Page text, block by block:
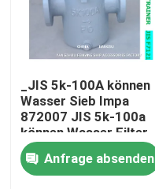
_JIS 5k-100A können
Wasser Sieb Impa
872007 JIS 5k-100a
können Wasser Filter
Körper - cast
Roheisen Filter -
rostfrei
Anfrage absenden